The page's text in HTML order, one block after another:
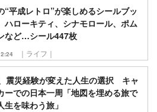
“平成レトロ”が楽しめるシールブッ
ローキティ、シナモロール、ポム
など…シール447枚
｜ライフ｜
震災経験が変えた人生の選択 キャ
ーでの日本一周「地図を埋める旅で
生を味わう旅」